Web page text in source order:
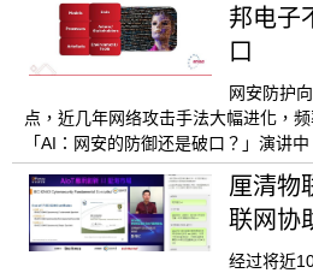
邦电子
口
网安防护
点，近几年网络攻击手法大幅进化，
「AI：网安的防御还是破口？」演讲
厘清物
联网协
经过将近